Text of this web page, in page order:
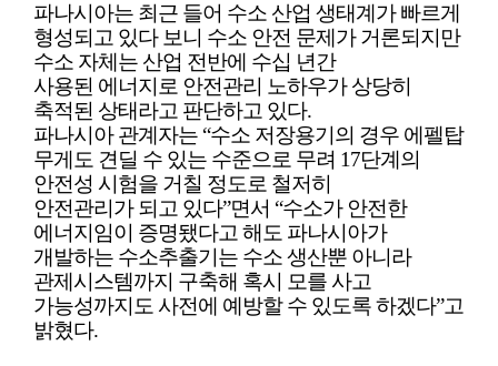
파나시아는 최근 들어 수소 산업 생태계가 빠르게
형성되고 있다 보니 수소 안전 문제가 거론되지만
수소 자체는 산업 전반에 수십 년간
사용된 에너지로 안전관리 노하우가 상당히
축적된 상태라고 판단하고 있다.
파나시아 관계자는 “수소 저장용기의 경우 에펠탑
무게도 견딜 수 있는 수준으로 무려 17단계의
안전성 시험을 거칠 정도로 철저히
안전관리가 되고 있다”면서 “수소가 안전한
에너지임이 증명됐다고 해도 파나시아가
개발하는 수소추출기는 수소 생산뿐 아니라
관제시스템까지 구축해 혹시 모를 사고
가능성까지도 사전에 예방할 수 있도록 하겠다”고
밝혔다.